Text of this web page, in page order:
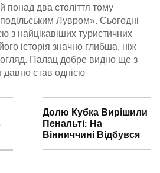
два століття тому
Лувром». Сьогодні
з найцікавіших туристичних
історія значно глибша, ніж
Палац добре видно ще з
давно став однією
Долю Кубка Вирішили
Пенальті: На
Вінниччині Відбувся